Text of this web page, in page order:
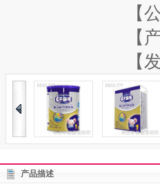
【
【
【
产品描述